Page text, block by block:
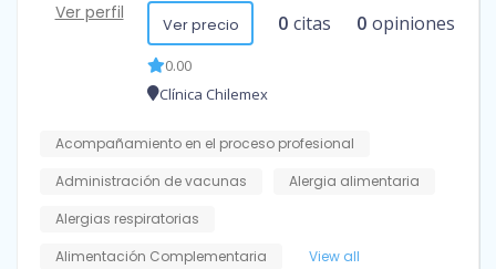
Ver perfil
Ver precio 0 citas 0 opiniones
0.00
Clínica Chilemex
Acompañamiento en el proceso profesional
Administración de vacunas
Alergia alimentaria
Alergias respiratorias
Alimentación Complementaria
View all